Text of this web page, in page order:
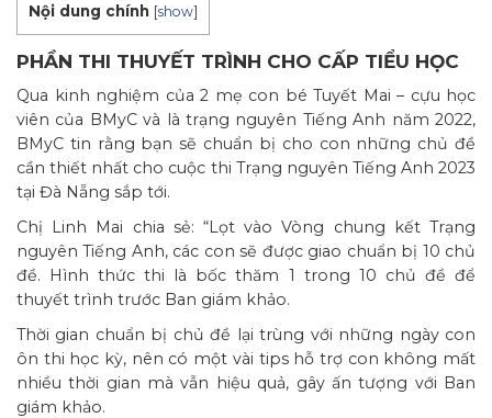
Nội dung chính [show]
PHẦN THI THUYẾT TRÌNH CHO CẤP TIỂU HỌC
Qua kinh nghiệm của 2 mẹ con bé Tuyết Mai – cựu học
viên của BMyC và là trạng nguyên Tiếng Anh năm 2022,
BMyC tin rằng bạn sẽ chuẩn bị cho con những chủ đề
cần thiết nhất cho cuộc thi Trạng nguyên Tiếng Anh 2023
tại Đà Nẵng sắp tới.
Chị Linh Mai chia sẻ: “Lọt vào Vòng chung kết Trạng
nguyên Tiếng Anh, các con sẽ được giao chuẩn bị 10 chủ
đề. Hình thức thi là bốc thăm 1 trong 10 chủ đề để
thuyết trình trước Ban giám khảo.
Thời gian chuẩn bị chủ đề lại trùng với những ngày con
ôn thi học kỳ, nên có một vài tips hỗ trợ con không mất
nhiều thời gian mà vẫn hiệu quả, gây ấn tượng với Ban
giám khảo.